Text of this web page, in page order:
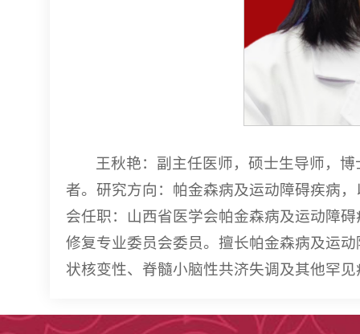
王秋艳：副主任医师，硕士生导师，
者。研究方向：帕金森病及运动障碍疾病
会任职：山西省医学会帕金森病及运动障
修复专业委员会委员。擅长帕金森病及运
状核变性、脊髓小脑性共济失调及其他罕